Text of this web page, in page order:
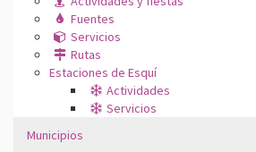
Fuentes
Servicios
Rutas
Estaciones de Esquí
Actividades
Servicios
Municipios